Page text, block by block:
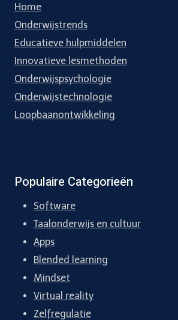
Home
Onderwijstrends
Educatieve hulpmiddelen
Innovatieve lesmethoden
Onderwijspsychologie
Onderwijstechnologie
Loopbaanontwikkeling
Populaire Categorieën
Software
Taalonderwijs en cultuur
Apps
Blended learning
Mindset
Virtual reality
Zelfregulatie